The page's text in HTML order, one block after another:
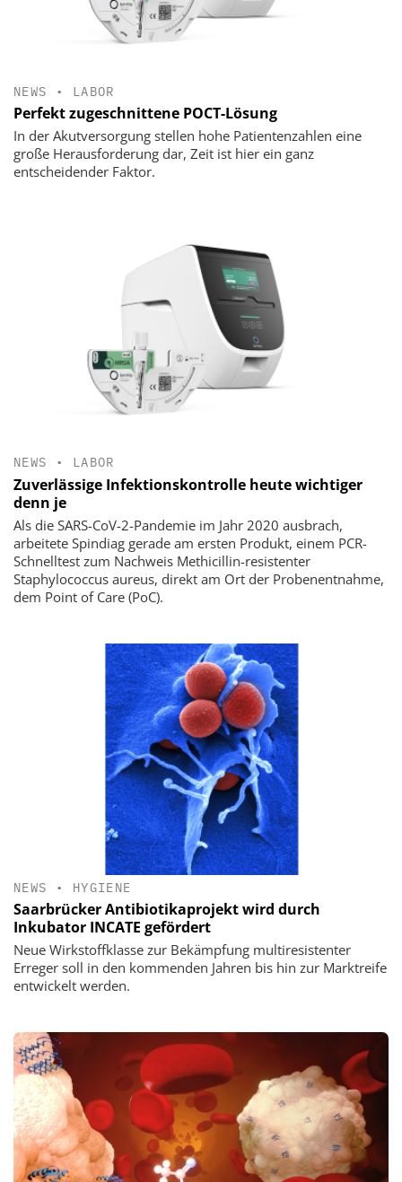
NEWS • LABOR
Perfekt zugeschnittene POCT-Lösung
In der Akutversorgung stellen hohe Patientenzahlen eine
große Herausforderung dar, Zeit ist hier ein ganz
entscheidender Faktor.
NEWS • LABOR
Zuverlässige Infektionskontrolle heute wichtiger
denn je
Als die SARS-CoV-2-Pandemie im Jahr 2020 ausbrach,
arbeitete Spindiag gerade am ersten Produkt, einem PCR-
Schnelltest zum Nachweis Methicillin-resistenter
Staphylococcus aureus, direkt am Ort der Probenentnahme,
dem Point of Care (PoC).
NEWS • HYGIENE
Saarbrücker Antibiotikaprojekt wird durch
Inkubator INCATE gefördert
Neue Wirkstoffklasse zur Bekämpfung multiresistenter
Erreger soll in den kommenden Jahren bis hin zur Marktreife
entwickelt werden.